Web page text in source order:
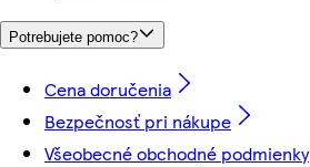
Potrebujete pomoc?
Cena doručenia
Bezpečnosť pri nákupe
Všeobecné obchodné podmienky